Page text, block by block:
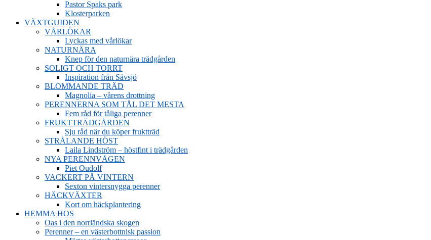
Pastor Spaks park
Klosterparken
VÄXTGUIDEN
VÅRLÖKAR
Lyckas med vårlökar
NATURNÄRA
Knep för den naturnära trädgården
SOLIGT OCH TORRT
Inspiration från Sävsjö
BLOMMANDE TRÄD
Magnolia – vårens drottning
PERENNERNA SOM TÅL DET MESTA
Fem råd för tåliga perenner
FRUKTTRÄDGÅRDEN
Sju råd när du köper fruktträd
STRÅLANDE HÖST
Laila Lindström – höstfint i trädgården
NYA PERENNVÅGEN
Piet Oudolf
VACKERT PÅ VINTERN
Sexton vintersnygga perenner
HÄCKVÄXTER
Kort om häckplantering
HEMMA HOS
Oas i den norrländska skogen
Perenner – en västerbottnisk passion